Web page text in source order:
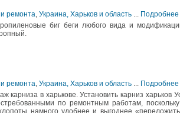
ремонта, Украина, Харьков и область ... Подробнее
биг беги любого вида и
ремонта, Украина, Харьков и область ... Подробнее
карниза в харькове. Установить карниз харьков
по ремонтным работам,
намного удобнее и выгоднее